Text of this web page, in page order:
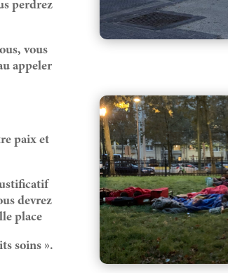
perdrez
vous
appeler
paix et
devrez
place
soins ».